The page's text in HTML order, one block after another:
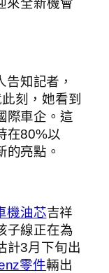
來全新機會
知記者，
刻，她看到
際車企。這
在80%以
的亮點。
機油芯吉祥
子線正在為
計3月下旬出
零件輛出